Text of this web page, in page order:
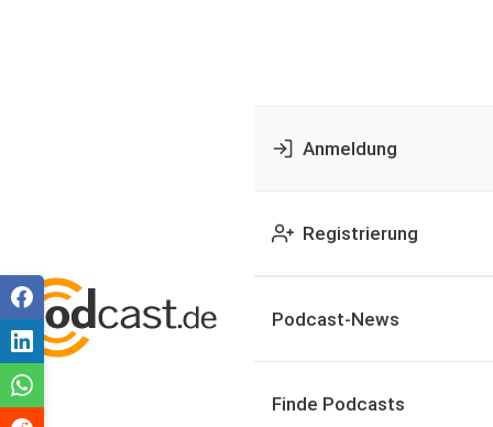
Anmeldung
Registrierung
Podcast-News
Finde Podcasts